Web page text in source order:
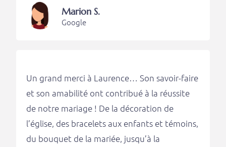
Marion S.
Google
Un grand merci à Laurence… Son savoir-faire
et son amabilité ont contribué à la réussite
de notre mariage ! De la décoration de
l’église, des bracelets aux enfants et témoins,
du bouquet de la mariée, jusqu’à la